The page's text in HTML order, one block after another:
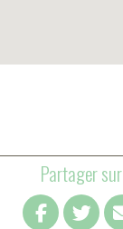
Partager sur